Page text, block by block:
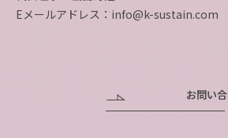
Eメールアドレス：info@k-sustain.com
お問い